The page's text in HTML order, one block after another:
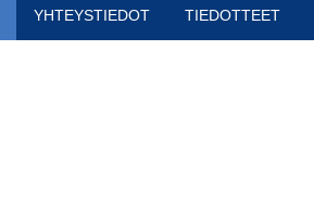
YHTEYSTIEDOT TIEDOTTEET